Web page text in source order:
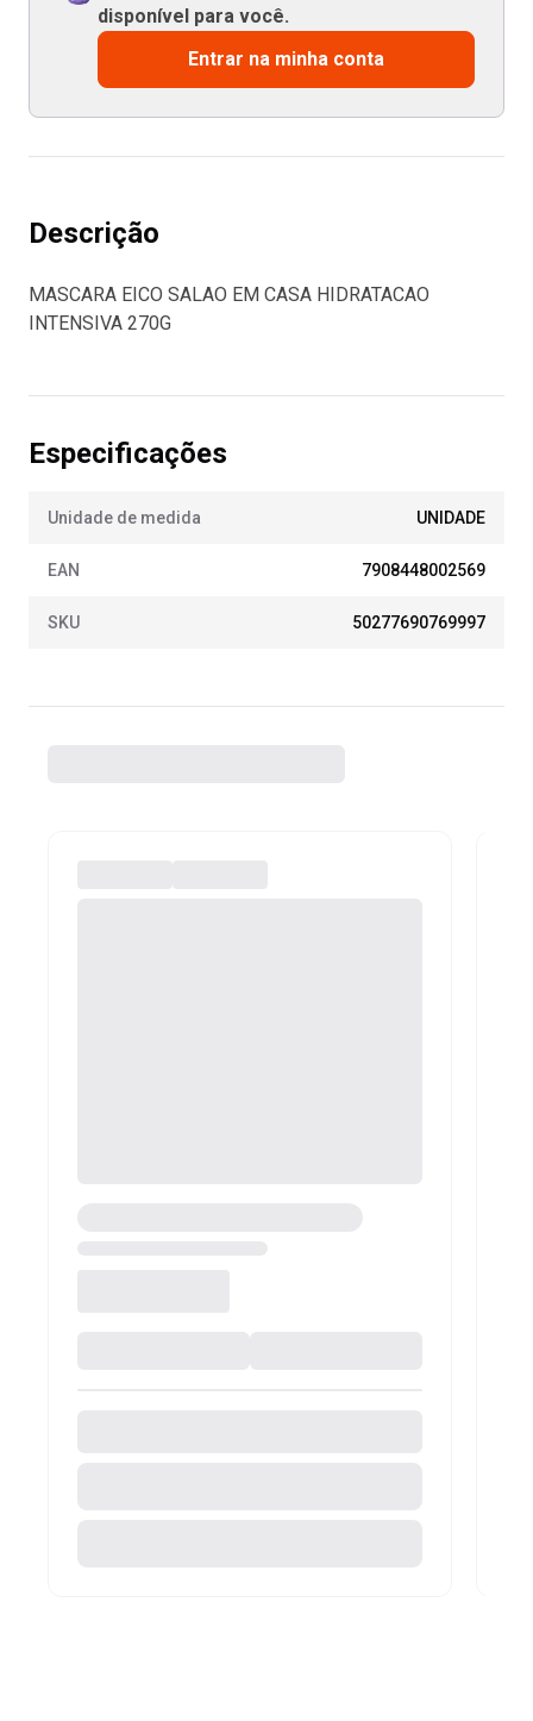
disponível para você.
Entrar na minha conta
Descrição
MASCARA EICO SALAO EM CASA HIDRATACAO
INTENSIVA 270G
Especificações
Unidade de medida UNIDADE
EAN 7908448002569
SKU 50277690769997